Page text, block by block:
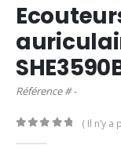
Référence # -
( Il n’y a